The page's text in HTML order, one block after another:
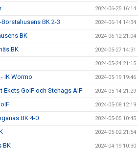
2024-06-25 16:14
BK 2-3 2024-06-14 14:34
BK 2024-06-12 21:04
BK 2024-05-27 14:31
2024-05-24 21:15
IK Wormo 2024-05-19 19:46
GoIF och Stehags AIF 2024-05-14 21:29
2024-05-08 12:19
BK 4-0 2024-05-05 10:45
2024-05-02 21:54
BK 2024-04-19 10:30